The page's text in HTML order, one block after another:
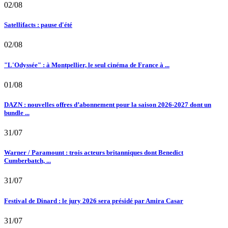
02/08
Satellifacts : pause d'été
02/08
"L'Odyssée" : à Montpellier, le seul cinéma de France à ...
01/08
DAZN : nouvelles offres d’abonnement pour la saison 2026-2027 dont un
bundle ...
31/07
Warner / Paramount : trois acteurs britanniques dont Benedict
Cumberbatch, ...
31/07
Festival de Dinard : le jury 2026 sera présidé par Amira Casar
31/07